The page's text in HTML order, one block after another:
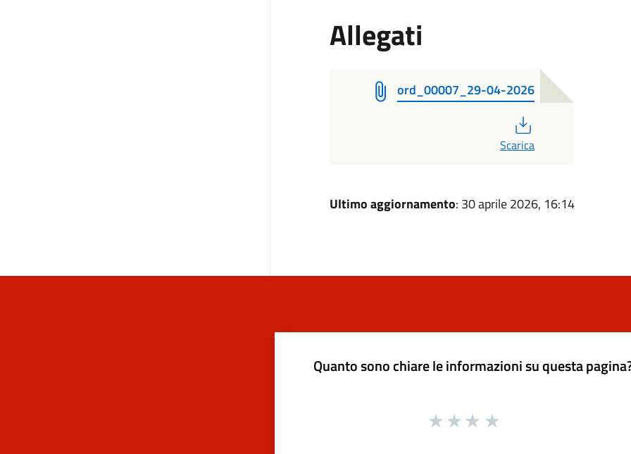
Allegati
ord_00007_29-04-2026
Scarica
Ultimo aggiornamento: 30 aprile 2026, 16:14
Quanto sono chiare le informazioni su questa